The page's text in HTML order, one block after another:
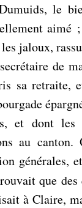
le
aimé
jaloux,
de
sa retraite,
et dont les
au
générales,
que
à Claire,